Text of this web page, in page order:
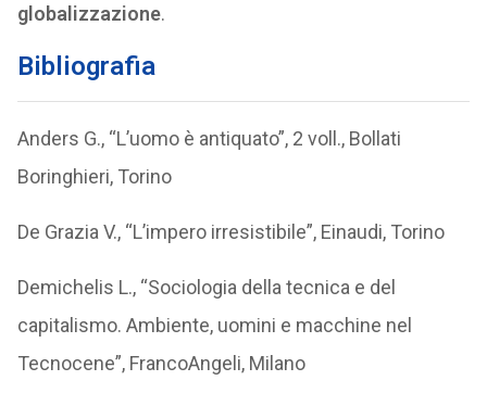
globalizzazione.
Bibliografia
Anders G., “L’uomo è antiquato”, 2 voll., Bollati
Boringhieri, Torino
De Grazia V., “L’impero irresistibile”, Einaudi, Torino
Demichelis L., “Sociologia della tecnica e del
capitalismo. Ambiente, uomini e macchine nel
Tecnocene”, FrancoAngeli, Milano